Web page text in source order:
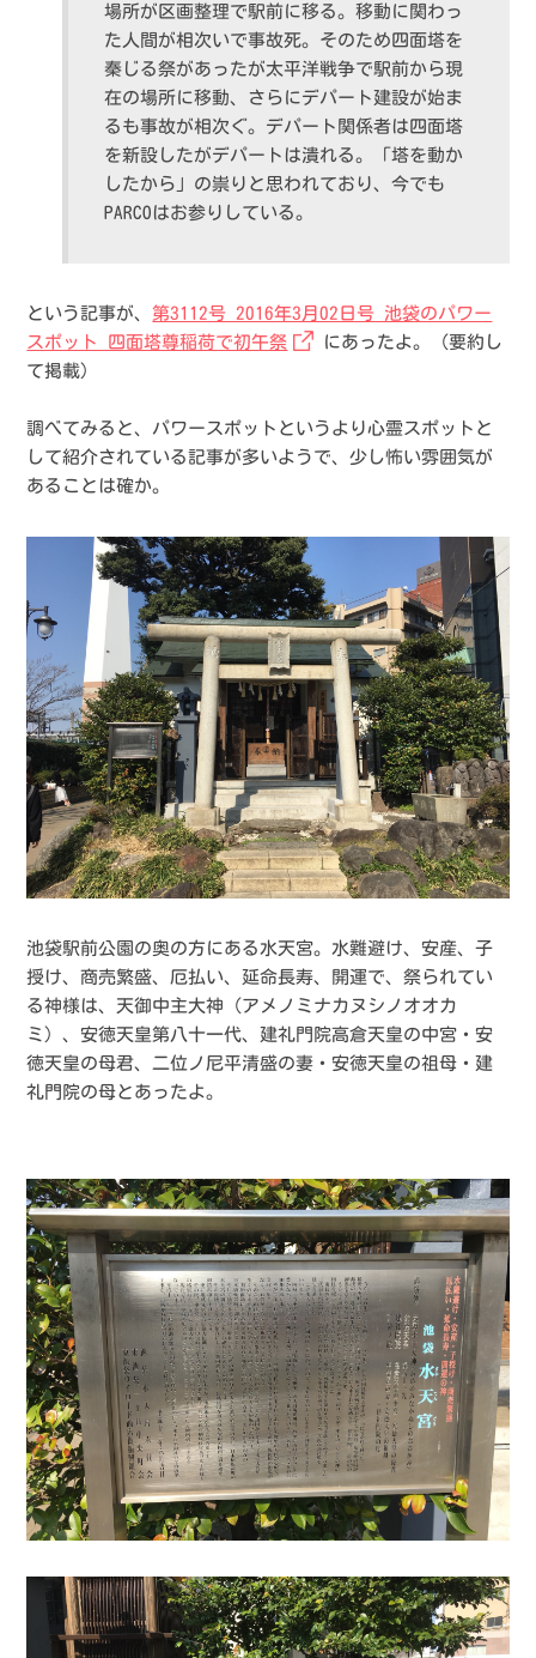
場所が区画整理で駅前に移る。移動に関わっ
た人間が相次いで事故死。そのため四面塔を
秦じる祭があったが太平洋戦争で駅前から現
在の場所に移動、さらにデパート建設が始ま
るも事故が相次ぐ。デパート関係者は四面塔
を新設したがデパートは潰れる。「塔を動か
したから」の祟りと思われており、今でも
PARCOはお参りしている。
という記事が、第3112号 2016年3月02日号 池袋のパワー
スポット 四面塔尊稲荷で初午祭
にあったよ。（要約し
て掲載）
調べてみると、パワースポットというより心霊スポットと
して紹介されている記事が多いようで、少し怖い雰囲気が
あることは確か。
池袋駅前公園の奥の方にある水天宮。水難避け、安産、子
授け、商売繁盛、厄払い、延命長寿、開運で、祭られてい
る神様は、天御中主大神（アメノミナカヌシノオオカ
ミ）、安徳天皇第八十一代、建礼門院高倉天皇の中宮・安
徳天皇の母君、二位ノ尼平清盛の妻・安徳天皇の祖母・建
礼門院の母とあったよ。